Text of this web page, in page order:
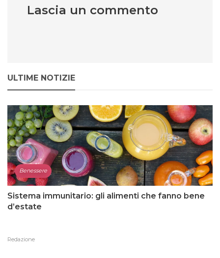
Lascia un commento
ULTIME NOTIZIE
Benessere
Sistema immunitario: gli alimenti che fanno bene
d’estate
Redazione